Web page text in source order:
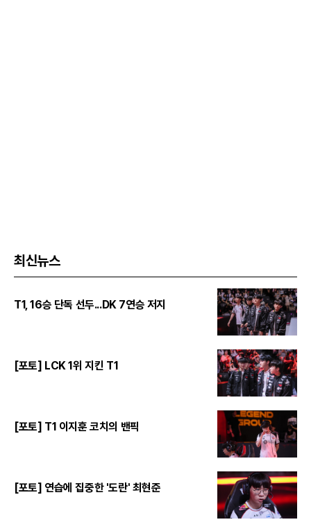
최신뉴스
T1, 16승 단독 선두...DK 7연승 저지
[포토] LCK 1위 지킨 T1
[포토] T1 이지훈 코치의 밴픽
[포토] 연습에 집중한 '도란' 최현준